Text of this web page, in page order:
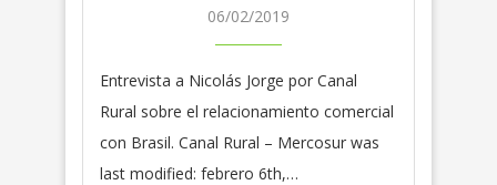
06/02/2019
Entrevista a Nicolás Jorge por Canal
Rural sobre el relacionamiento comercial
con Brasil. Canal Rural – Mercosur was
last modified: febrero 6th,…